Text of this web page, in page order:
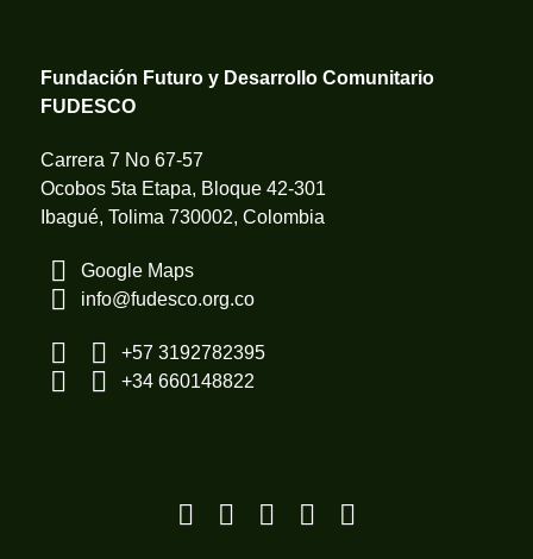
Fundación Futuro y Desarrollo Comunitario
FUDESCO
Carrera 7 No 67-57
Ocobos 5ta Etapa, Bloque 42-301
Ibagué, Tolima 730002, Colombia
Google Maps
info@fudesco.org.co
+57 3192782395
+34 660148822